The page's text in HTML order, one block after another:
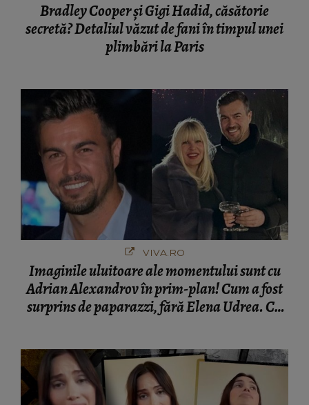
Bradley Cooper și Gigi Hadid, căsătorie
secretă? Detaliul văzut de fani în timpul unei
plimbări la Paris
VIVA.RO
Imaginile uluitoare ale momentului sunt cu
Adrian Alexandrov în prim-plan! Cum a fost
surprins de paparazzi, fără Elena Udrea. Cu